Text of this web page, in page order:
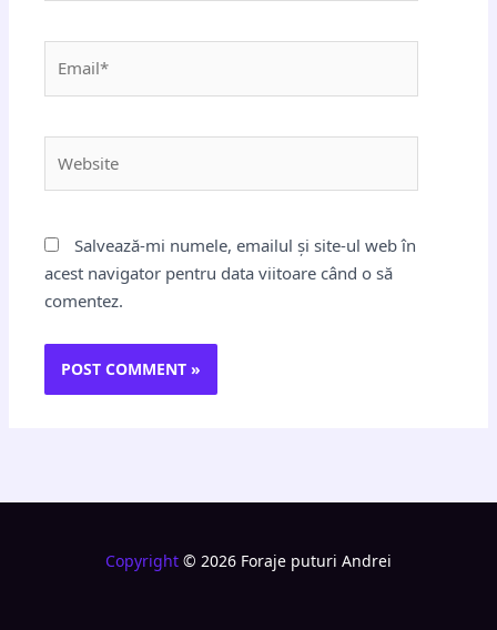
Salvează-mi numele, emailul și site-ul web în
acest navigator pentru data viitoare când o să
comentez.
Copyright © 2026 Foraje puturi Andrei